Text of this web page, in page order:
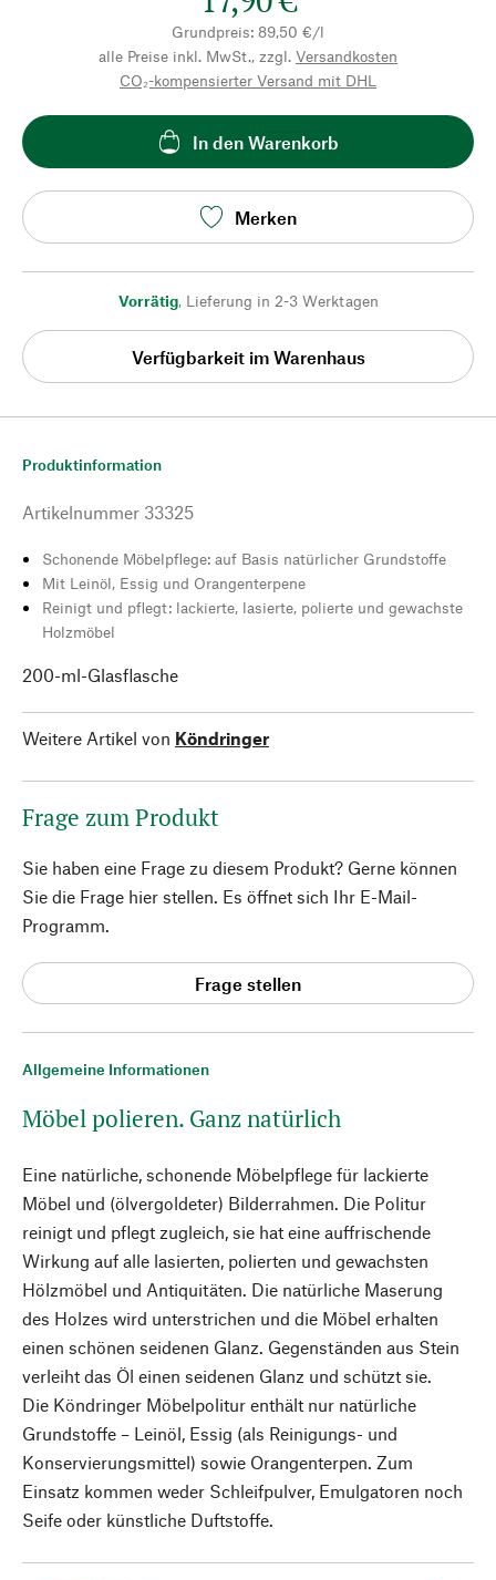
Grundpreis: 89,50 €/l
alle Preise inkl. MwSt., zzgl. Versandkosten
CO₂-kompensierter Versand mit DHL
In den Warenkorb
Merken
Vorrätig, Lieferung in 2-3 Werktagen
Verfügbarkeit im Warenhaus
Allgemeine Informationen
Möbel polieren. Ganz natürlich
Eine natürliche, schonende Möbelpflege für lackierte
Möbel und (ölvergoldeter) Bilderrahmen. Die Politur
reinigt und pflegt zugleich, sie hat eine auffrischende
Wirkung auf alle lasierten, polierten und gewachsten
Hölzmöbel und Antiquitäten. Die natürliche Maserung
des Holzes wird unterstrichen und die Möbel erhalten
einen schönen seidenen Glanz. Gegenständen aus Stein
verleiht das Öl einen seidenen Glanz und schützt sie.
Die Köndringer Möbelpolitur enthält nur natürliche
Grundstoffe – Leinöl, Essig (als Reinigungs- und
Konservierungsmittel) sowie Orangenterpen. Zum
Einsatz kommen weder Schleifpulver, Emulgatoren noch
Seife oder künstliche Duftstoffe.
Produktinformation
Artikelnummer 33325
Schonende Möbelpflege: auf Basis natürlicher Grundstoffe
Mit Leinöl, Essig und Orangenterpene
Reinigt und pflegt: lackierte, lasierte, polierte und gewachste
Holzmöbel
200-ml-Glasflasche
Weitere Artikel von Köndringer
Frage zum Produkt
Sie haben eine Frage zu diesem Produkt? Gerne können
Sie die Frage hier stellen. Es öffnet sich Ihr E-Mail-
Programm.
Frage stellen